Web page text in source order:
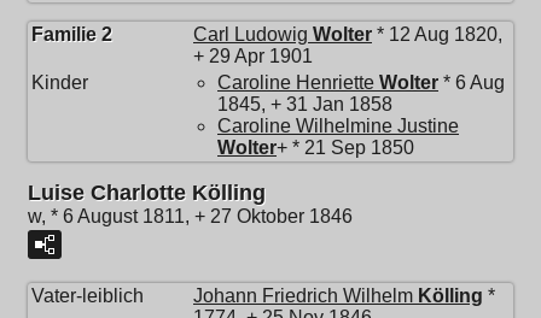
Familie 2 Carl Ludowig Wolter * 12 Aug 1820,
+ 29 Apr 1901
Kinder
Caroline Henriette Wolter * 6 Aug
1845, + 31 Jan 1858
Caroline Wilhelmine Justine
Wolter+ * 21 Sep 1850
Luise Charlotte Kölling
w, * 6 August 1811, + 27 Oktober 1846
Vater-leiblich Johann Friedrich Wilhelm Kölling *